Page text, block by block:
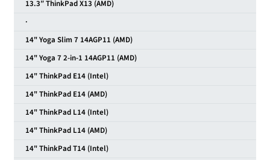
13.3″ ThinkPad X13 (AMD)
·
14" Yoga Slim 7 14AGP11 (AMD)
14" Yoga 7 2-in-1 14AGP11 (AMD)
14" ThinkPad E14 (Intel)
14" ThinkPad E14 (AMD)
14" ThinkPad L14 (Intel)
14" ThinkPad L14 (AMD)
14" ThinkPad T14 (Intel)